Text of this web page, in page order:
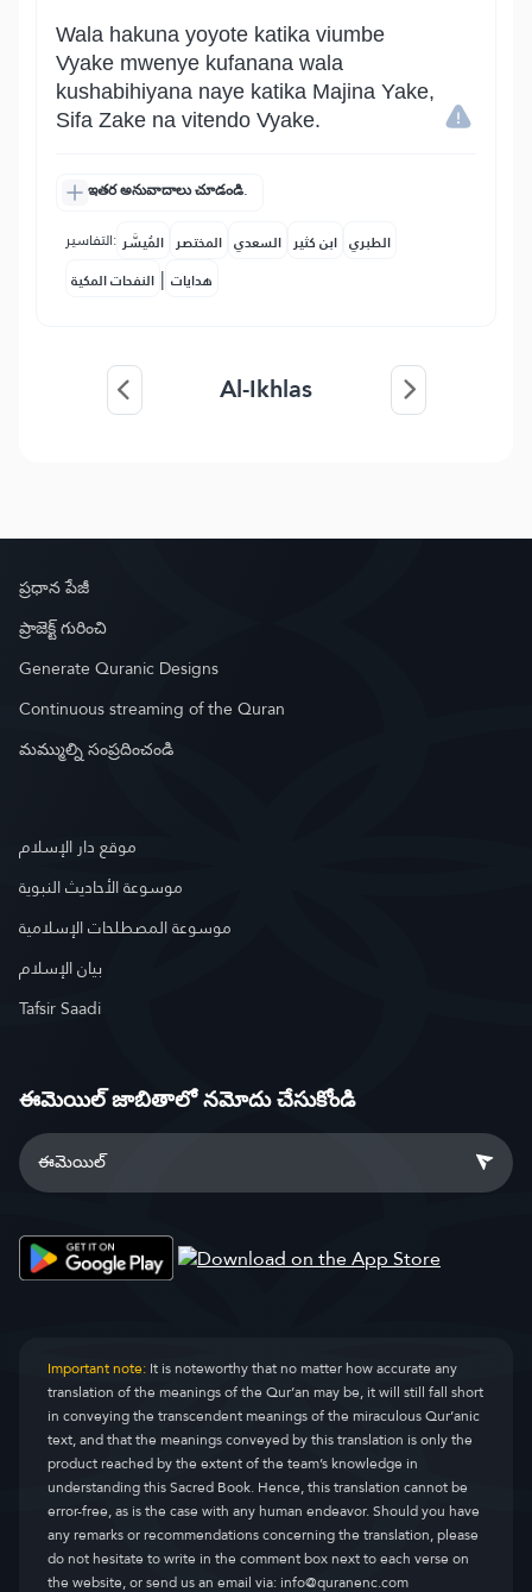
Wala hakuna yoyote katika viumbe
Vyake mwenye kufanana wala
kushabihiyana naye katika Majina Yake,
Sifa Zake na vitendo Vyake.
ఇతర అనువాదాలు చూడండి.
التفاسير: المُيسَّر المختصر السعدي ابن كثير الطبري
النفحات المكية | هدايات
Al-Ikhlas
ప్రధాన పేజీ
ప్రాజెక్ట్ గురించి
Generate Quranic Designs
Continuous streaming of the Quran
మమ్ముల్ని సంప్రదించండి
موقع دار الإسلام
موسوعة الأحاديث النبوية
موسوعة المصطلحات الإسلامية
بيان الإسلام
Tafsir Saadi
ఈమెయిల్ జాబితాలో నమోదు చేసుకోండి
Important note:It is noteworthy that no matter how accurate any
translation of the meanings of the Qur’an may be, it will still fall short
in conveying the transcendent meanings of the miraculous Qur’anic
text, and that the meanings conveyed by this translation is only the
product reached by the extent of the team’s knowledge in
understanding this Sacred Book. Hence, this translation cannot be
error-free, as is the case with any human endeavor. Should you have
any remarks or recommendations concerning the translation, please
do not hesitate to write in the comment box next to each verse on
the website, or send us an email via:info@quranenc.com